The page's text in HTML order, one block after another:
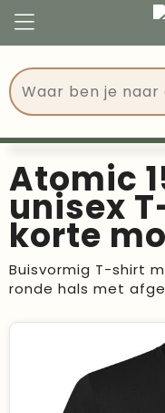
Tassen
Drinkwaren
Events
Give Aways
Geschenken
Schrijfwaren
Congres
Events
Kerst
Verjaardagen
Voetbal, EK en
Atomic
unisex
korte
Buisvormig T-shirt
ronde hals met